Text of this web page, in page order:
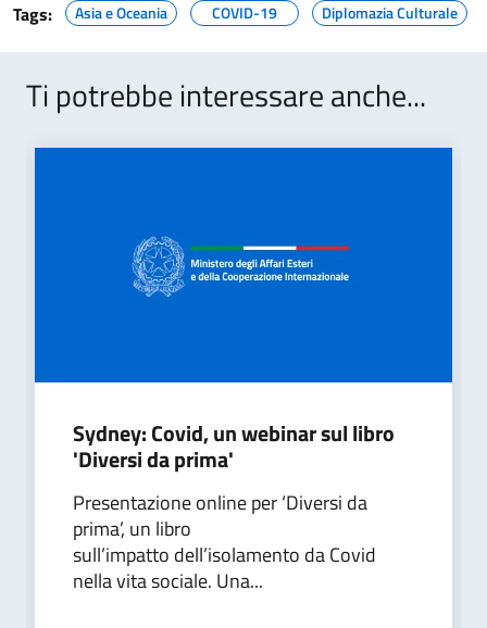
Tags:
Asia e Oceania COVID-19 Diplomazia Culturale
Ti potrebbe interessare anche...
Sydney: Covid, un webinar sul libro
'Diversi da prima'
Presentazione online per ‘Diversi da
prima’, un libro
sull’impatto dell’isolamento da Covid
nella vita sociale. Una...